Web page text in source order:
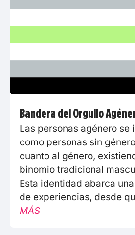
Bandera del Orgullo
Las personas agénero se
como personas sin
cuanto al género,
binomio tradicional
Esta identidad abarca
de experiencias, desde
MÁS